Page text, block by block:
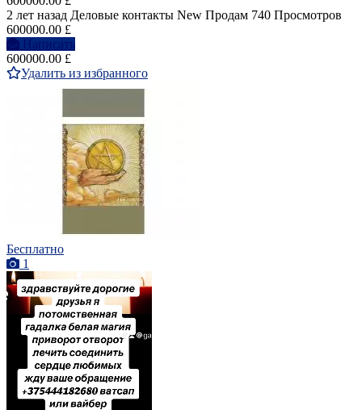
2 лет назад Деловые контакты New Продам 740 Просмотров
600000.00 £
Написать
600000.00 £
Удалить из избранного
Бесплатно
1